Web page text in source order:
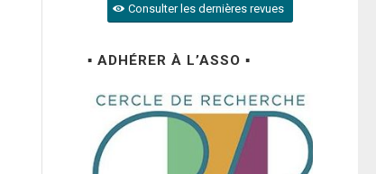
Consulter les dernières revues
▪ ADHÉRER À L’ASSO ▪